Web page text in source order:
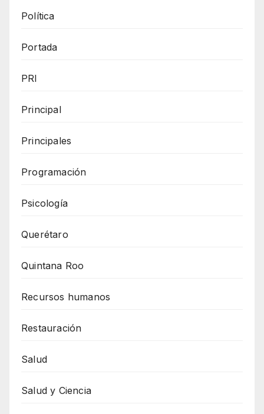
Política
Portada
PRI
Principal
Principales
Programación
Psicología
Querétaro
Quintana Roo
Recursos humanos
Restauración
Salud
Salud y Ciencia